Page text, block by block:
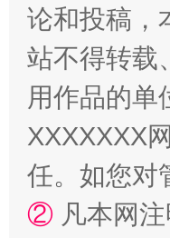
国家大学科技园
论和投稿，
站不得转载
用作品的单
XXXXXXX
任。如您对
② 凡本网